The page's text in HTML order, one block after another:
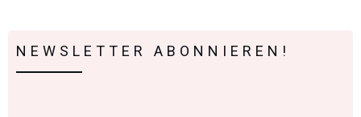
NEWSLETTER ABONNIEREN!